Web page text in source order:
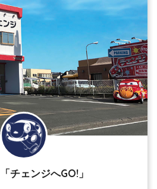
チェンジへGO!」